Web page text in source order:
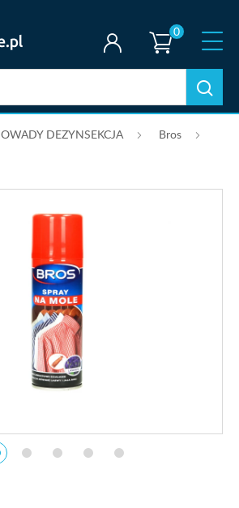
0
OWADY DEZYNSEKCJA
Bros